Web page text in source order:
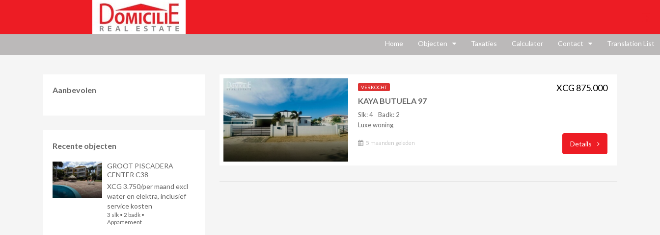
Home Objecten Taxaties Calculator Contact Translation List
VERKOCHT
KAYA BUTUELA 97
Slk: 4
Badk: 2
Luxe woning
5 maanden geleden
XCG 875.000
Details
Aanbevolen
Recente objecten
GROOT PISCADERA
CENTER C38
XCG 3.750/per maand excl
water en elektra, inclusief
service kosten
3 slk • 2 badk •
Appartement